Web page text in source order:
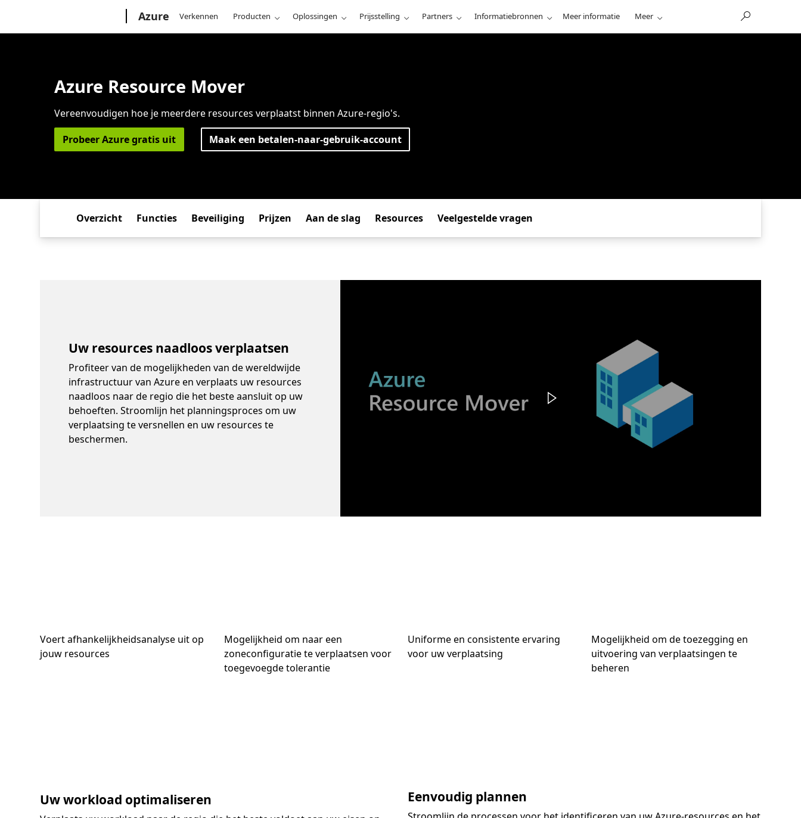
Azure Verkennen Producten Oplossingen Prijsstelling Partners Informatiebronnen Meer informatie Meer
Azure Resource Mover
Vereenvoudigen hoe je meerdere resources verplaatst binnen Azure-regio's.
Probeer Azure gratis uit
Maak een betalen-naar-gebruik-account
Overzicht Functies Beveiliging Prijzen Aan de slag Resources Veelgestelde vragen
Uw resources naadloos verplaatsen
Profiteer van de mogelijkheden van de wereldwijde
infrastructuur van Azure en verplaats uw resources
naadloos naar de regio die het beste aansluit op uw
behoeften. Stroomlijn het planningsproces om uw
verplaatsing te versnellen en uw resources te
beschermen.
Voert afhankelijkheidsanalyse uit op
jouw resources
Mogelijkheid om naar een
zoneconfiguratie te verplaatsen voor
toegevoegde tolerantie
Uniforme en consistente ervaring
voor uw verplaatsing
Mogelijkheid om de toezegging en
uitvoering van verplaatsingen te
beheren
Uw workload optimaliseren Eenvoudig plannen